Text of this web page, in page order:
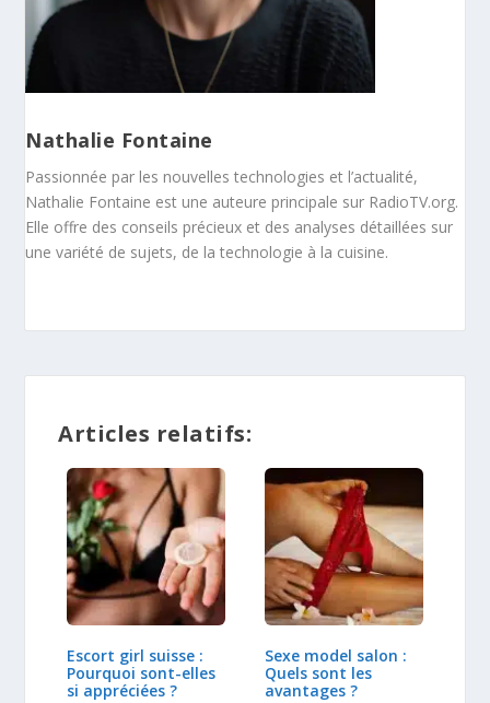
Nathalie Fontaine
Passionnée par les nouvelles technologies et l’actualité,
Nathalie Fontaine est une auteure principale sur RadioTV.org.
Elle offre des conseils précieux et des analyses détaillées sur
une variété de sujets, de la technologie à la cuisine.
Articles relatifs:
Escort girl suisse :
Pourquoi sont-elles
si appréciées ?
Sexe model salon :
Quels sont les
avantages ?